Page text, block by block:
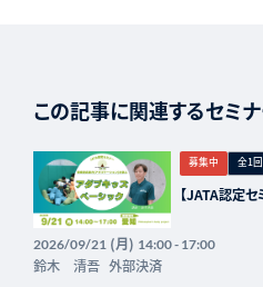
この記事に関連するセミ
募集中 全1回
【JATA認定
2026/09/21(月) 14:00 - 17:00
鈴木 清吾 外部決済